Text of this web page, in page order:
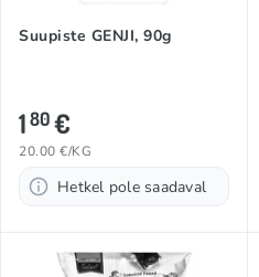
Suupiste GENJI, 90g
180€
20.00 €/KG
Hetkel pole saadaval